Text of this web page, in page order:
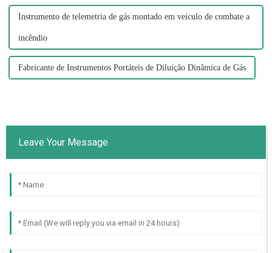
Instrumento de telemetria de gás montado em veículo de combate a
incêndio
Fabricante de Instrumentos Portáteis de Diluição Dinâmica de Gás
Leave Your Message